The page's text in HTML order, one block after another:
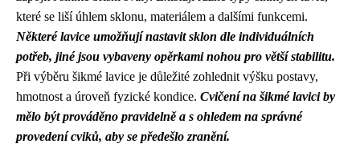
které se liší úhlem sklonu, materiálem a dalšími funkcemi.
Některé lavice umožňují nastavit sklon dle individuálních
potřeb, jiné jsou vybaveny opěrkami nohou pro větší stabilitu.
Při výběru šikmé lavice je důležité zohlednit výšku postavy,
hmotnost a úroveň fyzické kondice. Cvičení na šikmé lavici by
mělo být prováděno pravidelně a s ohledem na správné
provedení cviků, aby se předešlo zranění.